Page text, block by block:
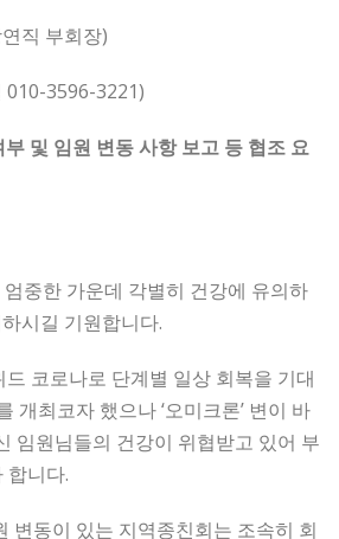
직 부회장)
010-3596-3221)
및 임원 변동 사항 보고 등 협조 요
중한 가운데 각별히 건강에 유의하
시길 기원합니다.
코로나로 단계별 일상 회복을 기대
개최코자 했으나 ‘오미크론’ 변이 바
임원님들의 건강이 위협받고 있어 부
합니다.
변동이 있는 지역종친회는 조속히 회